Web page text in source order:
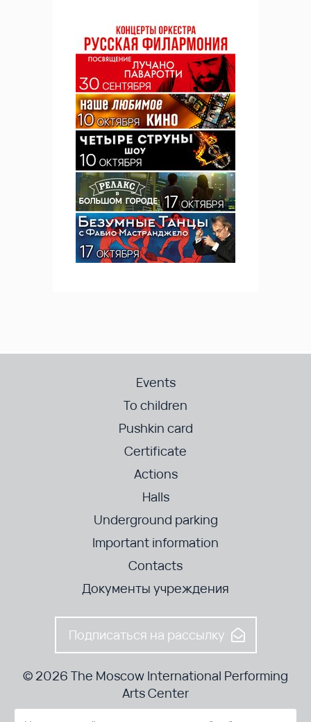
Events
To children
Pushkin card
Certificate
Actions
Halls
Underground parking
Important information
Contacts
Документы учреждения
Подписаться на рассылку
© 2026 The Moscow International Performing
Arts Center